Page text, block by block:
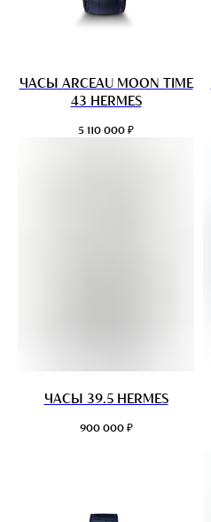
ЧАСЫ ARCEAU MOON TIME
43 HERMES
5 110 000 ₽
ЧАСЫ 39.5 HERMES
900 000 ₽